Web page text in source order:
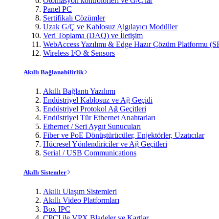
Panel PC
Sertifikalı Çözümler
Uzak G/Ç ve Kablosuz Algılayıcı Modüller
Veri Toplama (DAQ) ve İletişim
WebAccess Yazılımı & Edge Hazır Çözüm Platformu
Wireless I/O & Sensors
Akıllı Bağlanabilirlik
Akıllı Bağlantı Yazılımı
Endüstriyel Kablosuz ve Ağ Geçidi
Endüstriyel Protokol Ağ Geçitleri
Endüstriyel Tür Ethernet Anahtarları
Ethernet / Seri Aygıt Sunucuları
Fiber ve PoE Dönüştürücüler, Enjektörler, Uzatıcılar
Hücresel Yönlendiriciler ve Ağ Geçitleri
Serial / USB Communications
Akıllı Sistemler
Akıllı Ulaşım Sistemleri
Akıllı Video Platformları
Box IPC